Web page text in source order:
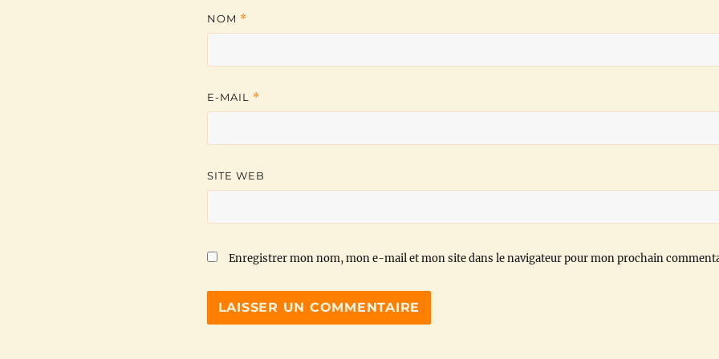
NOM *
E-MAIL *
SITE WEB
Enregistrer mon nom, mon e-mail et mon site dans le navigateur pour mon prochain